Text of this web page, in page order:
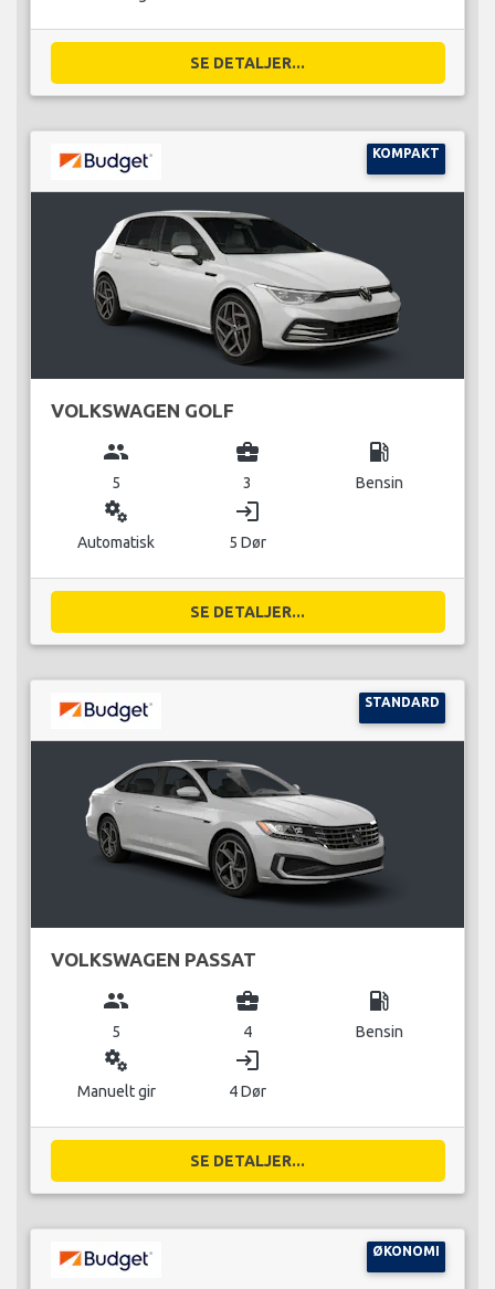
SE DETALJER...
KOMPAKT
VOLKSWAGEN GOLF
group
5
business_center
3
local_gas_station
Bensin
miscellaneous_services
Automatisk
login
5 Dør
SE DETALJER...
STANDARD
VOLKSWAGEN PASSAT
group
5
business_center
4
local_gas_station
Bensin
miscellaneous_services
Manuelt gir
login
4 Dør
SE DETALJER...
ØKONOMI